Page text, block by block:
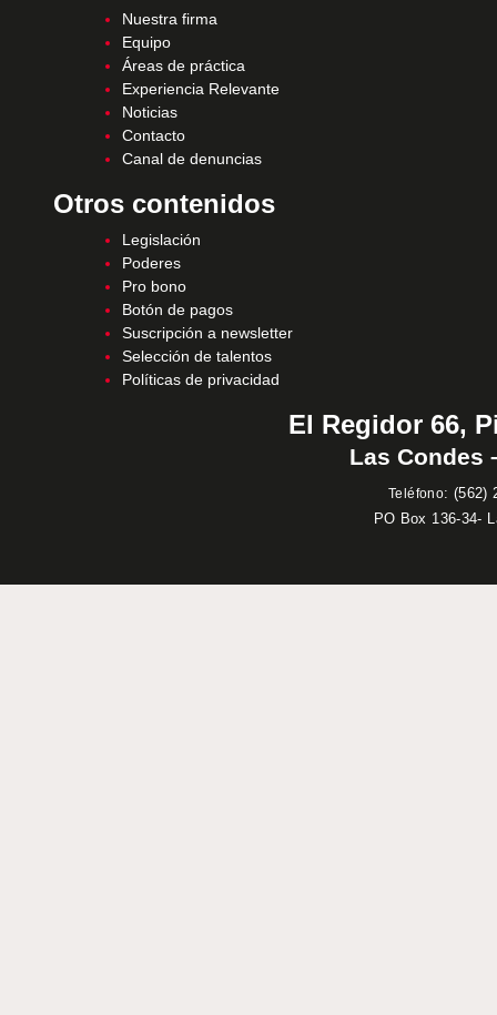
Nuestra firma
Equipo
Áreas de práctica
Experiencia Relevante
Noticias
Contacto
Canal de denuncias
Otros contenidos
Legislación
Poderes
Pro bono
Botón de pagos
Suscripción a newsletter
Selección de talentos
Políticas de privacidad
El Regidor 66,
Las Condes
Teléfono: (562)
PO Box 136-34-